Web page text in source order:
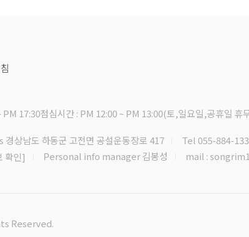
PM 17:30점심시간 : PM 12:00 ~ PM 13:00(토,일요일,공휴일 휴
경상남도 하동군 고전면 공설운동장로 417 Tel 055-884-
확인] Personal info manager 김봉성 mail :
Reserved.